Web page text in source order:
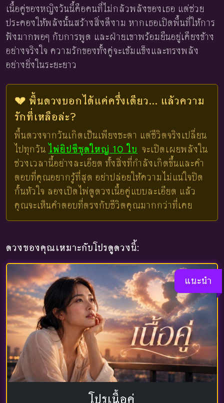
เนื้อคู่ของหญิงวันนี้คือคนที่ไม่กลัวพลังของเธอ แต่ช่วย
ประคองให้พลังนั้นสร้างสิ่งดีงาม หากเธอเปิดพื้นที่ให้การ
ฟังมากพอๆ กับการพูด และฝ่ายเขาพร้อมยืนอยู่เคียงข้าง
อย่างจริงใจ ความรักของทั้งคู่จะเข้มแข็งและทรงพลัง
อย่างยิ่งในระยะยาว
💔 พื้นดวงบอกได้แค่ครึ่งเดียว... แล้วความ
รักที่เหลือล่ะ?
พื้นดวงจากวันเกิดเป็นเพียงชะตา แต่ชีวิตจริงเปลี่ยน
ไปทุกวัน ไพ่ยิปซีชุดใหญ่ 10 ใบ จะเปิดเผยพลังใน
ช่วงเวลานี้อย่างละเอียด ทั้งสิ่งที่กำลังเกิดขึ้นและคำ
ตอบที่คุณอยากรู้ที่สุด อย่าปล่อยให้ความไม่แน่ใจปิด
กั้นหัวใจ ลองเปิดไพ่ดูดวงเนื้อคู่แบบละเอียด แล้ว
คุณจะเห็นคำตอบที่ตรงกับชีวิตคุณมากกว่าที่เคย
ดวงของคุณเหมาะกับโปรดูดวงนี้:
แนะนำ
โปรเนื้อคู่